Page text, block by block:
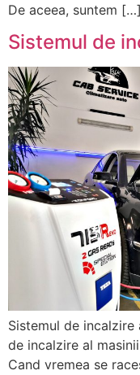
De aceea, suntem […]
Sistemul de
Sistemul de
de incalzire al
Cand vremea se